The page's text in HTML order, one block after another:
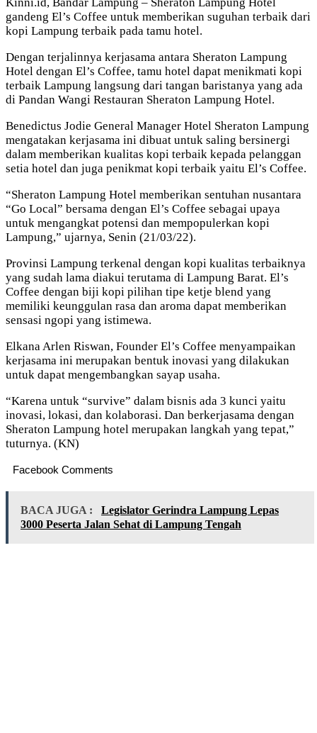
gandeng El’s Coffee untuk memberikan suguhan terbaik dari
kopi Lampung terbaik pada tamu hotel.
Dengan terjalinnya kerjasama antara Sheraton Lampung
Hotel dengan El’s Coffee, tamu hotel dapat menikmati kopi
terbaik Lampung langsung dari tangan baristanya yang ada
di Pandan Wangi Restauran Sheraton Lampung Hotel.
Benedictus Jodie General Manager Hotel Sheraton Lampung
mengatakan kerjasama ini dibuat untuk saling bersinergi
dalam memberikan kualitas kopi terbaik kepada pelanggan
setia hotel dan juga penikmat kopi terbaik yaitu El’s Coffee.
“Sheraton Lampung Hotel memberikan sentuhan nusantara
“Go Local” bersama dengan El’s Coffee sebagai upaya
untuk mengangkat potensi dan mempopulerkan kopi
Lampung,” ujarnya, Senin (21/03/22).
Provinsi Lampung terkenal dengan kopi kualitas terbaiknya
yang sudah lama diakui terutama di Lampung Barat. El’s
Coffee dengan biji kopi pilihan tipe ketje blend yang
memiliki keunggulan rasa dan aroma dapat memberikan
sensasi ngopi yang istimewa.
Elkana Arlen Riswan, Founder El’s Coffee menyampaikan
kerjasama ini merupakan bentuk inovasi yang dilakukan
untuk dapat mengembangkan sayap usaha.
“Karena untuk “survive” dalam bisnis ada 3 kunci yaitu
inovasi, lokasi, dan kolaborasi. Dan berkerjasama dengan
Sheraton Lampung hotel merupakan langkah yang tepat,”
tuturnya. (KN)
Facebook Comments
BACA JUGA :
Legislator Gerindra Lampung Lepas
3000 Peserta Jalan Sehat di Lampung Tengah